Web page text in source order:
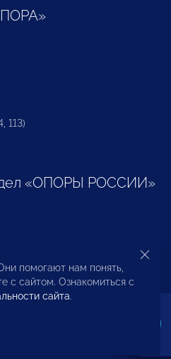
113)
«ОПОРЫ РОССИИ»
предпринимателей и
помогают нам понять,
с сайтом. Ознакомиться с
сайта.